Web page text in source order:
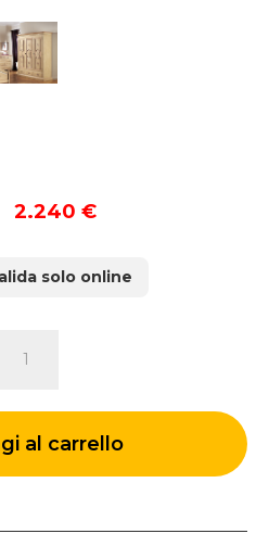
Il
era:
2.240 €Il
è:
solo online
FINLANDIA
al carrello